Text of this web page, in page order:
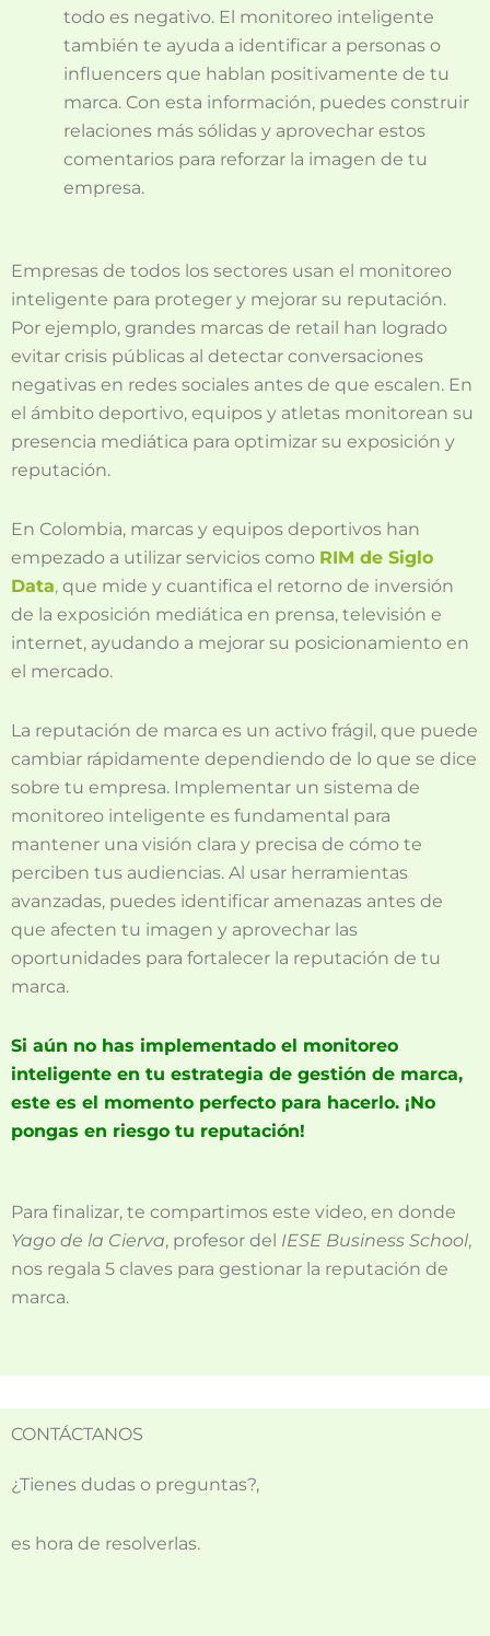
todo es negativo. El monitoreo inteligente
también te ayuda a identificar a personas o
influencers que hablan positivamente de tu
marca. Con esta información, puedes construir
relaciones más sólidas y aprovechar estos
comentarios para reforzar la imagen de tu
empresa.
Empresas de todos los sectores usan el monitoreo
inteligente para proteger y mejorar su reputación.
Por ejemplo, grandes marcas de retail han logrado
evitar crisis públicas al detectar conversaciones
negativas en redes sociales antes de que escalen. En
el ámbito deportivo, equipos y atletas monitorean su
presencia mediática para optimizar su exposición y
reputación.
En Colombia, marcas y equipos deportivos han
empezado a utilizar servicios como RIM de Siglo
Data, que mide y cuantifica el retorno de inversión
de la exposición mediática en prensa, televisión e
internet, ayudando a mejorar su posicionamiento en
el mercado.
La reputación de marca es un activo frágil, que puede
cambiar rápidamente dependiendo de lo que se dice
sobre tu empresa. Implementar un sistema de
monitoreo inteligente es fundamental para
mantener una visión clara y precisa de cómo te
perciben tus audiencias. Al usar herramientas
avanzadas, puedes identificar amenazas antes de
que afecten tu imagen y aprovechar las
oportunidades para fortalecer la reputación de tu
marca.
Si aún no has implementado el monitoreo
inteligente en tu estrategia de gestión de marca,
este es el momento perfecto para hacerlo. ¡No
pongas en riesgo tu reputación!
Para finalizar, te compartimos este video, en donde
Yago de la Cierva, profesor del IESE Business School,
nos regala 5 claves para gestionar la reputación de
marca.
CONTÁCTANOS
¿Tienes dudas o preguntas?,
es hora de resolverlas.